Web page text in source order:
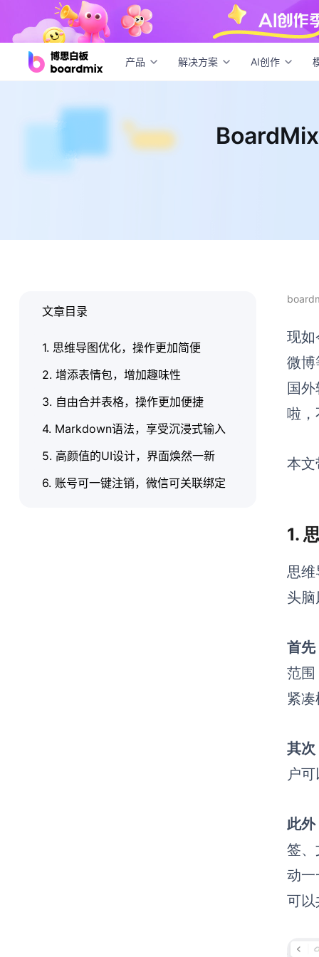
产品 解决方案 AI创作
现如
微博
国
啦，
本
1.
思
头
首先
范围
紧
其次
户
此外
签、
动一
可以
文章目录
1. 思维导图优化，操作更加简便
2. 增添表情包，增加趣味性
3. 自由合并表格，操作更加便捷
4. Markdown语法，享受沉浸式输入
5. 高颜值的UI设计，界面焕然一新
6. 账号可一键注销，微信可关联绑定